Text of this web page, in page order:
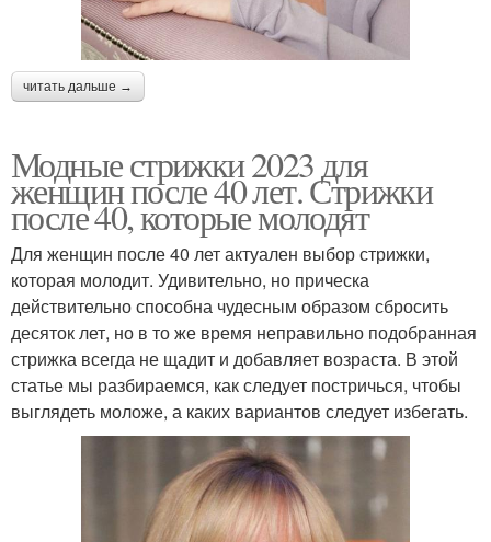
читать дальше →
Модные стрижки 2023 для
женщин после 40 лет. Стрижки
после 40, которые молодят
Для женщин после 40 лет актуален выбор стрижки,
которая молодит. Удивительно, но прическа
действительно способна чудесным образом сбросить
десяток лет, но в то же время неправильно подобранная
стрижка всегда не щадит и добавляет возраста. В этой
статье мы разбираемся, как следует постричься, чтобы
выглядеть моложе, а каких вариантов следует избегать.